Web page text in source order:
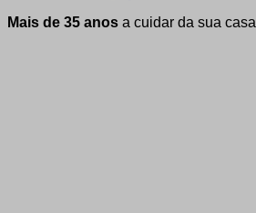
Mais de 35 anos a cuidar da sua casa